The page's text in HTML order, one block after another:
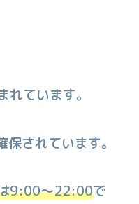
ています。
されています。
9:00〜22:00で